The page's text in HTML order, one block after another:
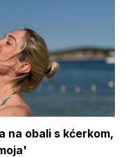
na obali s kćerkom,